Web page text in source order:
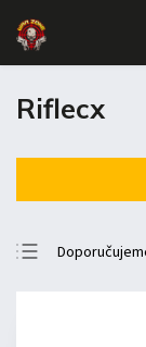
Riflecx